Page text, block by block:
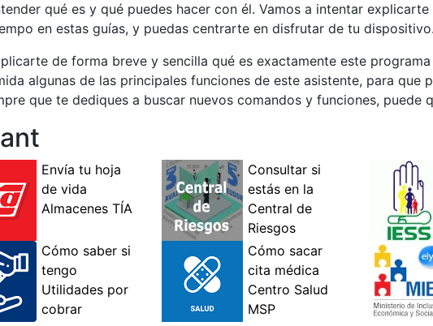
qué es y qué puedes hacer con él. Vamos a intentar
en estas guías, y puedas centrarte en disfrutar de tu dispositivo.
de forma breve y sencilla qué es exactamente este
algunas de las principales funciones de este asistente, para que
que te dediques a buscar nuevos comandos y funciones, puede